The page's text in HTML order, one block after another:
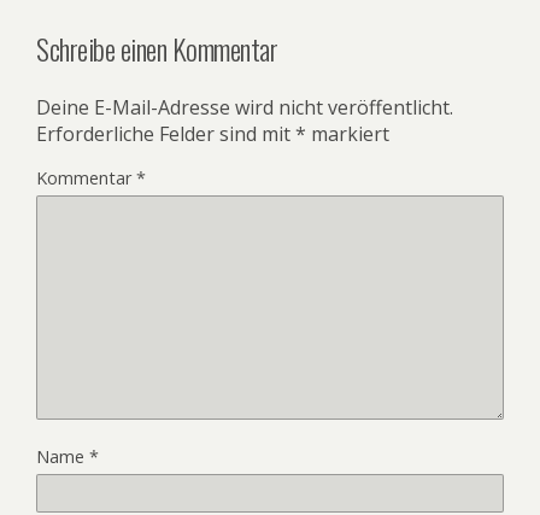
Schreibe einen Kommentar
Deine E-Mail-Adresse wird nicht veröffentlicht.
Erforderliche Felder sind mit* markiert
Kommentar*
Name *